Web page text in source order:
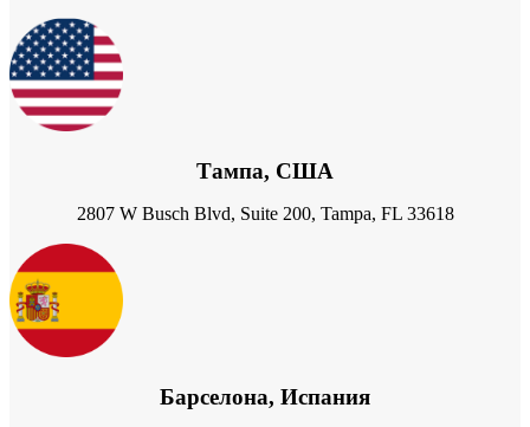
Тампа, США
2807 W Busch Blvd, Suite 200, Tampa, FL 33618
Барселона, Испания